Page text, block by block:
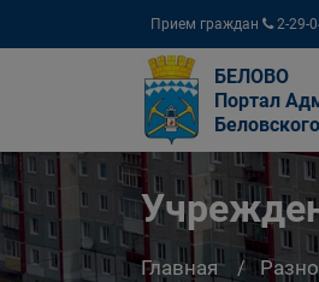
Прием граждан 2-29-
БЕЛОВО
Портал
Главная